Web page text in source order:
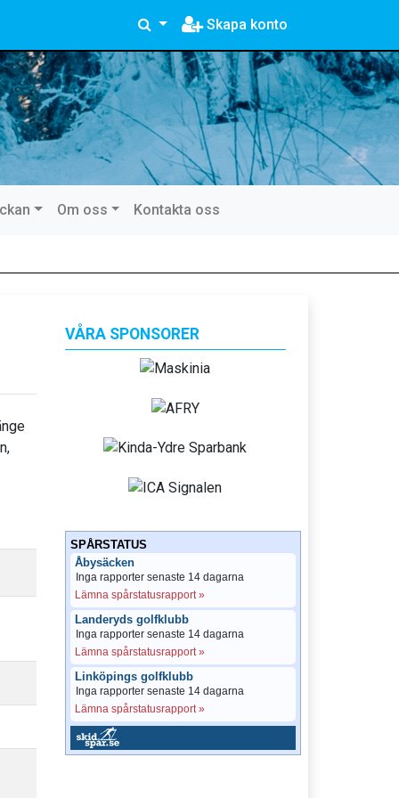
Skapa konto
Om oss Kontakta oss
VÅRA SPONSORER
SPÅRSTATUS
Åbysäcken
Inga rapporter senaste 14 dagarna
Lämna spårstatusrapport »
Landeryds golfklubb
Inga rapporter senaste 14 dagarna
Lämna spårstatusrapport »
Linköpings golfklubb
Inga rapporter senaste 14 dagarna
Lämna spårstatusrapport »